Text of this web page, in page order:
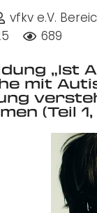
vfkv e.V.
689
„Ist
mit
(Teil